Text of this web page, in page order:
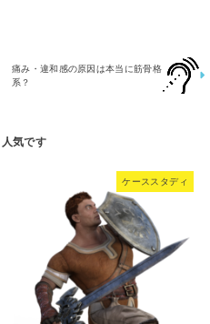
痛み・違和感の原因は本当に筋骨格
系？
ケーススタディ